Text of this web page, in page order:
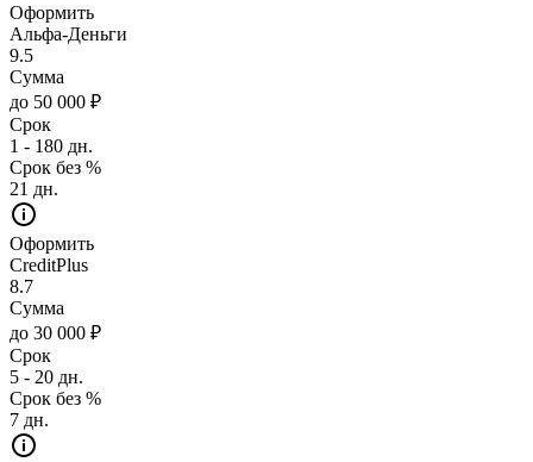
Оформить
Альфа-Деньги
9.5
Сумма
до 50 000 ₽
Срок
1 - 180 дн.
Срок без %
21 дн.
Оформить
CreditPlus
8.7
Сумма
до 30 000 ₽
Срок
5 - 20 дн.
Срок без %
7 дн.